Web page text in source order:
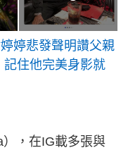
婷悲發聲明讚父親
住他完美身影就
，在IG載多張與